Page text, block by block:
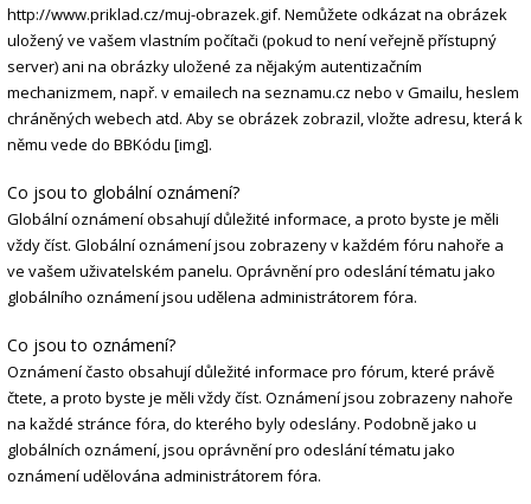
http://www.priklad.cz/muj-obrazek.gif. Nemůžete odkázat na obrázek
uložený ve vašem vlastním počítači (pokud to není veřejně přístupný
server) ani na obrázky uložené za nějakým autentizačním
mechanizmem, např. v emailech na seznamu.cz nebo v Gmailu, heslem
chráněných webech atd. Aby se obrázek zobrazil, vložte adresu, která k
němu vede do BBKódu [img].
Co jsou to globální oznámení?
Globální oznámení obsahují důležité informace, a proto byste je měli
vždy číst. Globální oznámení jsou zobrazeny v každém fóru nahoře a
ve vašem uživatelském panelu. Oprávnění pro odeslání tématu jako
globálního oznámení jsou udělena administrátorem fóra.
Co jsou to oznámení?
Oznámení často obsahují důležité informace pro fórum, které právě
čtete, a proto byste je měli vždy číst. Oznámení jsou zobrazeny nahoře
na každé stránce fóra, do kterého byly odeslány. Podobně jako u
globálních oznámení, jsou oprávnění pro odeslání tématu jako
oznámení udělována administrátorem fóra.